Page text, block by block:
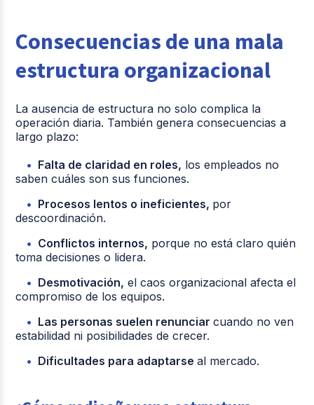
Consecuencias de una mala
estructura organizacional
La ausencia de estructura no solo complica la
operación diaria. También genera consecuencias a
largo plazo:
Falta de claridad en roles, los empleados no
saben cuáles son sus funciones.
Procesos lentos o ineficientes, por
descoordinación.
Conflictos internos, porque no está claro quién
toma decisiones o lidera.
Desmotivación, el caos organizacional afecta el
compromiso de los equipos.
Las personas suelen renunciarcuando no ven
estabilidad ni posibilidades de crecer.
Dificultades para adaptarseal mercado.